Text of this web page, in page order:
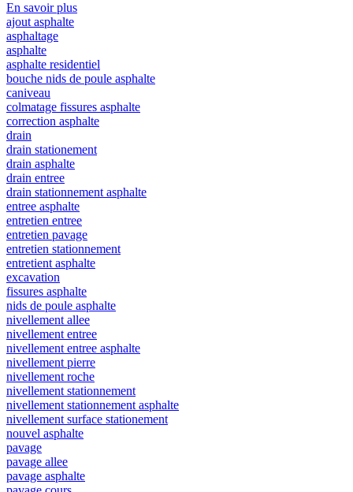
En savoir plus
ajout asphalte
asphaltage
asphalte
asphalte residentiel
bouche nids de poule asphalte
caniveau
colmatage fissures asphalte
correction asphalte
drain
drain stationement
drain asphalte
drain entree
drain stationnement asphalte
entree asphalte
entretien entree
entretien pavage
entretien stationnement
entretient asphalte
excavation
fissures asphalte
nids de poule asphalte
nivellement allee
nivellement entree
nivellement entree asphalte
nivellement pierre
nivellement roche
nivellement stationnement
nivellement stationnement asphalte
nivellement surface stationement
nouvel asphalte
pavage
pavage allee
pavage asphalte